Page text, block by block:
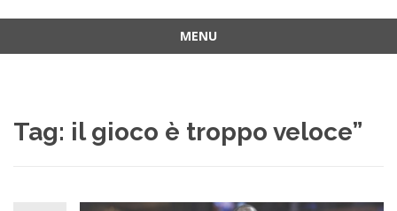
MENU
Tag: il gioco è troppo veloce”